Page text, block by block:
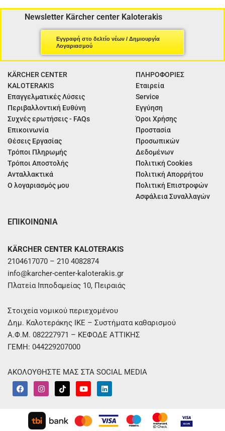
Newsletter Kärcher center Kaloterakis
Εγγραφή στο δελτίο νέων / Δημιουργία
Λογαριασμού
KÄRCHER CENTER
KALOTERAKIS
Επαγγελματικές Λύσεις
Περιβαλλοντική Ευθύνη
Συχνές ερωτήσεις - FAQs
Επικοινωνία
Θέσεις Εργασίας
Τρόποι Πληρωμής
Τρόποι Αποστολής
Ανταλλακτικά
Ο λογαριασμός μου
ΠΛΗΡΟΦΟΡΙΕΣ
Εταιρεία
Service
Εγγύηση
Όροι Χρήσης
Προστασία
Προσωπικών
Δεδομένων
Πολιτική Cookies
Πολιτική Απορρήτου
Πολιτική Επιστροφών
Ασφάλεια Συναλλαγών
ΕΠΙΚΟΙΝΩΝΙΑ
KÄRCHER CENTER KALOTERAKIS
2104617070 – 210 4082874
info@karcher-center-kaloterakis.gr
Πλατεία Ιπποδαμείας 10, Πειραιάς
Στοιχεία νομικού περιεχομένου
Δημ. Καλοτεράκης ΙΚΕ – Συστήματα καθαρισμού
Α.Φ.Μ. 082227971 – ΚΕΦΟΔΕ ΑΤΤΙΚΗΣ
ΓΕΜΗ: 044229207000
ΑΚΟΛΟΥΘΗΣΤΕ ΜΑΣ ΣΤΑ SOCIAL MEDIA
F
a
c
I
n
s
a
g
T
i
k
k
Y
o
u
u
b
L
i
n
e
d